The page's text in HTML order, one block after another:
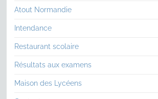
Atout Normandie
Intendance
Restaurant scolaire
Résultats aux examens
Maison des Lycéens